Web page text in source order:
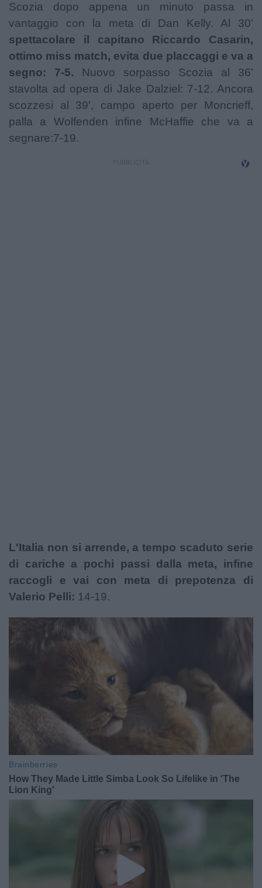
Scozia dopo appena un minuto passa in
vantaggio con la meta di Dan Kelly. Al 30'
spettacolare il capitano Riccardo Casarin,
ottimo miss match, evita due placcaggi e va a
segno: 7-5. Nuovo sorpasso Scozia al 36'
stavolta ad opera di Jake Dalziel: 7-12. Ancora
scozzesi al 39', campo aperto per Moncrieff,
palla a Wolfenden infine McHaffie che va a
segnare:7-19.
L'Italia non si arrende, a tempo scaduto serie
di cariche a pochi passi dalla meta, infine
raccogli e vai con meta di prepotenza di
Valerio Pelli: 14-19.